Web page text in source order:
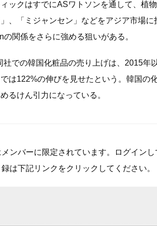
ックはすでにASワトソンを通して、植
、「ミジャンセン」などをアジア市場
関係をさらに強める狙いがある。
での韓国化粧品の売り上げは、2015年
は122%の伸びを見せたという。韓国の
るけん引力になっている。
ンバーに限定されています。ログイン
録は下記リンクをクリックしてください。